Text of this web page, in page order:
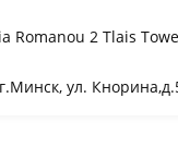
Romanou 2 Tlais
ул.